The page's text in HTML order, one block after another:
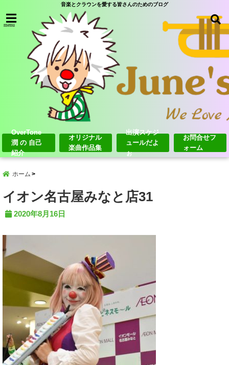
音楽とクラウンを愛する皆さんのためのブログ
menu
OverTone
潤 の 自己
紹介
オリジナル
楽曲作品集
出演スケジ
ュールだよ
ぉ
お問合せフ
ォーム
ホーム
イオン名古屋みなと店31
2020年8月16日